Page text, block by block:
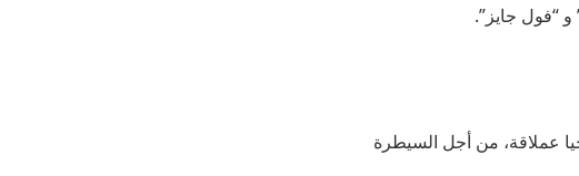
“فول جايز”.
عملاقة، من أجل السيطرة